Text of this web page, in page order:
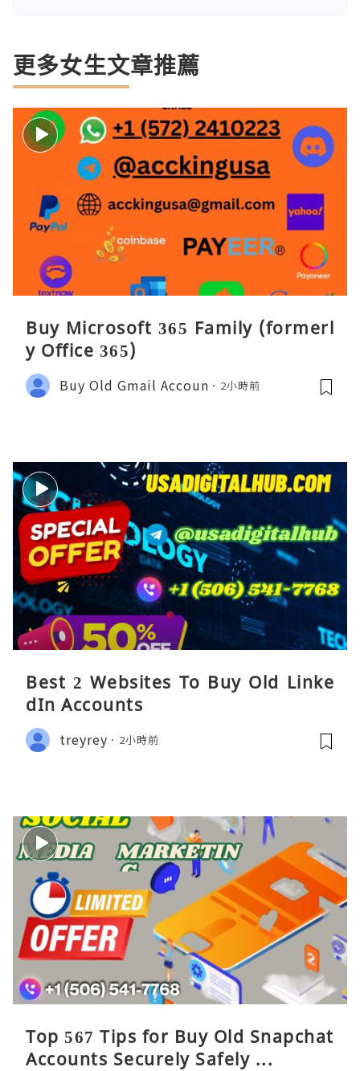
更多女生文章推薦
Buy Microsoft 365 Family (formerl
y Office 365)
Buy Old Gmail Accoun 2小時前
Best 2 Websites To Buy Old Linke
dIn Accounts
treyrey 2小時前
Top 567 Tips for Buy Old Snapchat
Accounts Securely Safely ...